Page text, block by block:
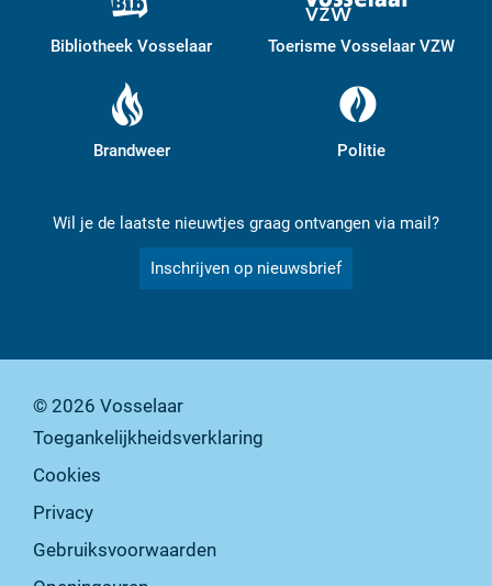
Bibliotheek Vosselaar Toerisme Vosselaar VZW
Brandweer Politie
Wil je de laatste nieuwtjes graag ontvangen via mail?
Inschrijven op nieuwsbrief
© 2026 Vosselaar
Toegankelijkheidsverklaring
Cookies
Privacy
Gebruiksvoorwaarden